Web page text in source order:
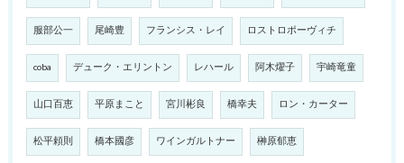
服部公一 尾崎豊 フランシス・レイ ロストロポーヴィチ
coba デューク・エリントン レハール 阿木燿子 宇崎竜童
山口百恵 平原まこと 宮川彬良 橋幸夫 ロン・カーター
松平頼則 橋本國彦 ワインガルトナー 榊原郁恵